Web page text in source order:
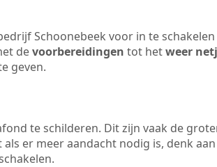
Schoonebeek voor in te
devoorbereidingen tot hetweer
geven.
te schilderen. Dit zijn vaak de
er meer aandacht nodig is, denk